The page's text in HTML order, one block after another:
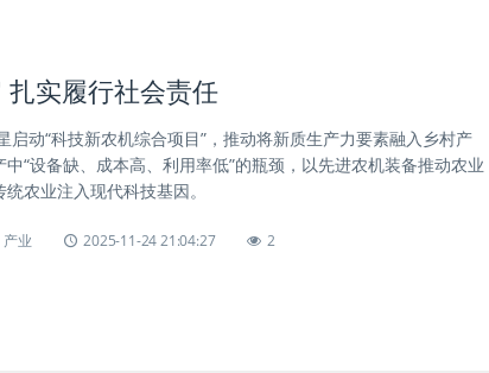
扎实履行社会责任
启动“科技新农机综合项目”，推动将新质生产力要素融入乡村产
“设备缺、成本高、利用率低”的瓶颈，以先进农机装备推动农业
农业注入现代科技基因。
产业 2025-11-24 21:04:27 2